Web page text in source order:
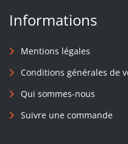
Informations
Mentions légales
Conditions générales de
Qui sommes-nous
Suivre une commande